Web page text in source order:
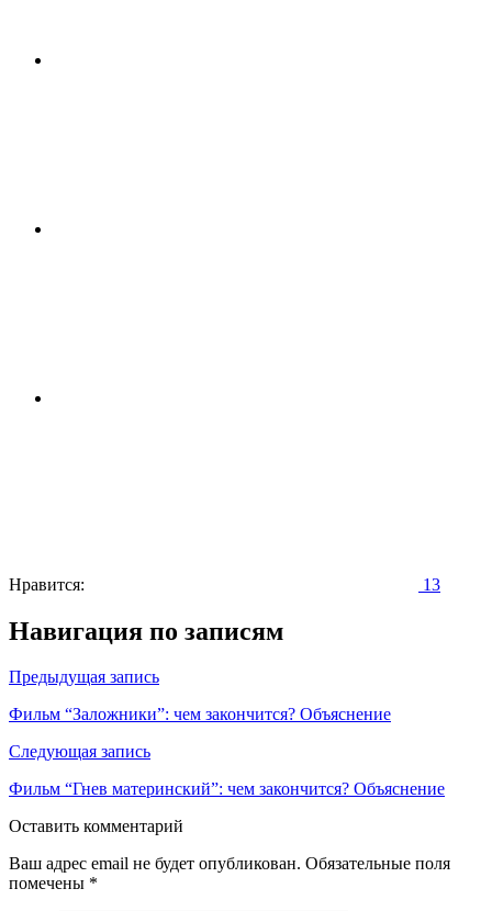
Нравится: 13
Навигация по записям
Предыдущая запись
Фильм “Заложники”: чем закончится? Объяснение
Следующая запись
Фильм “Гнев материнский”: чем закончится? Объяснение
Оставить комментарий
Ваш адрес email не будет опубликован. Обязательные поля
помечены *